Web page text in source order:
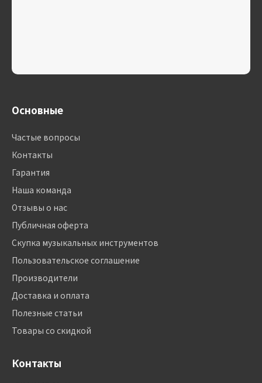
Основные
Частые вопросы
Контакты
Гарантия
Наша команда
Отзывы о нас
Публичная оферта
Скупка музыкальных инструментов
Пользовательское соглашение
Производители
Доставка и оплата
Полезные статьи
Товары со скидкой
Контакты